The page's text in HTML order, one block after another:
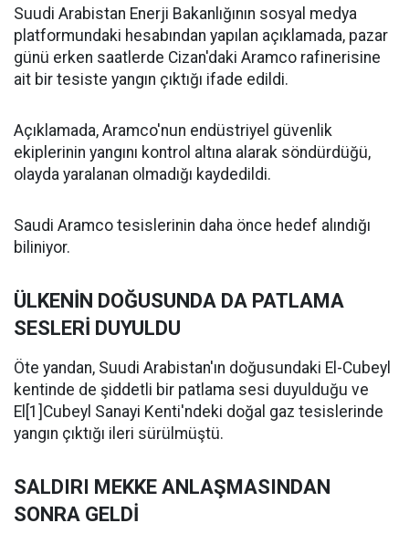
Suudi Arabistan Enerji Bakanlığının sosyal medya
platformundaki hesabından yapılan açıklamada, pazar
günü erken saatlerde Cizan'daki Aramco rafinerisine
ait bir tesiste yangın çıktığı ifade edildi.
Açıklamada, Aramco'nun endüstriyel güvenlik
ekiplerinin yangını kontrol altına alarak söndürdüğü,
olayda yaralanan olmadığı kaydedildi.
Saudi Aramco tesislerinin daha önce hedef alındığı
biliniyor.
ÜLKENİN DOĞUSUNDA DA PATLAMA
SESLERİ DUYULDU
Öte yandan, Suudi Arabistan'ın doğusundaki El-Cubeyl
kentinde de şiddetli bir patlama sesi duyulduğu ve
El[1]Cubeyl Sanayi Kenti'ndeki doğal gaz tesislerinde
yangın çıktığı ileri sürülmüştü.
SALDIRI MEKKE ANLAŞMASINDAN
SONRA GELDİ